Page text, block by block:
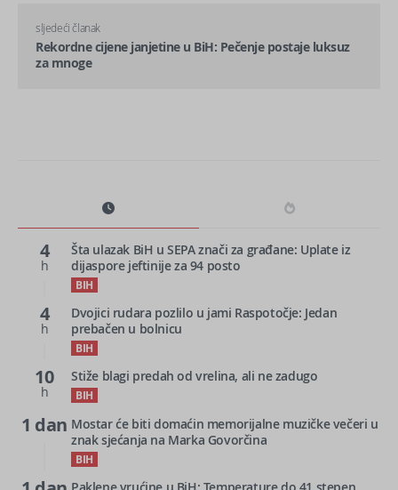
sljedeći članak
Rekordne cijene janjetine u BiH: Pečenje postaje luksuz
za mnoge
4
h
Šta ulazak BiH u SEPA znači za građane: Uplate iz
dijaspore jeftinije za 94 posto
BIH
4
h
Dvojici rudara pozlilo u jami Raspotočje: Jedan
prebačen u bolnicu
BIH
10
h
Stiže blagi predah od vrelina, ali ne zadugo
BIH
1 dan Mostar će biti domaćin memorijalne muzičke večeri u
znak sjećanja na Marka Govorčina
BIH
Paklene vrućine u BiH: Temperature do 41 stepen